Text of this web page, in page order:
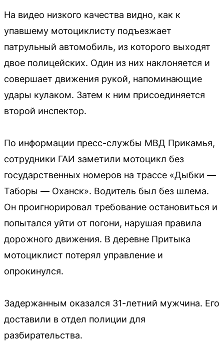
На видео низкого качества видно, как к
упавшему мотоциклисту подъезжает
патрульный автомобиль, из которого выходят
двое полицейских. Один из них наклоняется и
совершает движения рукой, напоминающие
удары кулаком. Затем к ним присоединяется
второй инспектор.
По информации пресс-службы МВД Прикамья,
сотрудники ГАИ заметили мотоцикл без
государственных номеров на трассе «Дыбки —
Таборы — Оханск». Водитель был без шлема.
Он проигнорировал требование остановиться и
попытался уйти от погони, нарушая правила
дорожного движения. В деревне Притыка
мотоциклист потерял управление и
опрокинулся.
Задержанным оказался 31-летний мужчина. Его
доставили в отдел полиции для
разбирательства.